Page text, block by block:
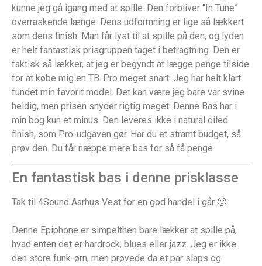
kunne jeg gå igang med at spille. Den forbliver “In Tune”
overraskende længe. Dens udformning er lige så lækkert
som dens finish. Man får lyst til at spille på den, og lyden
er helt fantastisk prisgruppen taget i betragtning. Den er
faktisk så lækker, at jeg er begyndt at lægge penge tilside
for at købe mig en TB-Pro meget snart. Jeg har helt klart
fundet min favorit model. Det kan være jeg bare var svine
heldig, men prisen snyder rigtig meget. Denne Bas har i
min bog kun et minus. Den leveres ikke i natural oiled
finish, som Pro-udgaven gør. Har du et stramt budget, så
prøv den. Du får næppe mere bas for så få penge.
En fantastisk bas i denne prisklasse
Tak til 4Sound Aarhus Vest for en god handel i går 🙂
Denne Epiphone er simpelthen bare lækker at spille på,
hvad enten det er hardrock, blues eller jazz. Jeg er ikke
den store funk-ørn, men prøvede da et par slaps og